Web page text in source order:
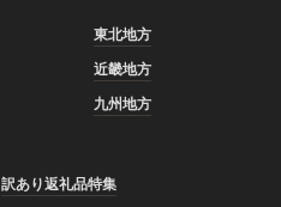
東北地方
近畿地方
九州地方
訳あり返礼品特集